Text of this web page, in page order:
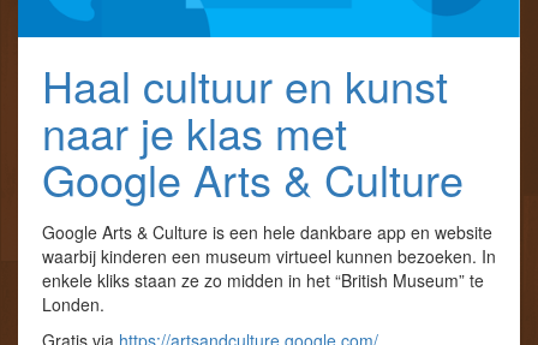
Haal cultuur en kunst
naar je klas met
Google Arts & Culture
Google Arts & Culture is een hele dankbare app en website
waarbij kinderen een museum virtueel kunnen bezoeken. In
enkele kliks staan ze zo midden in het “British Museum” te
Londen.
Gratis via https://artsandculture.google.com/